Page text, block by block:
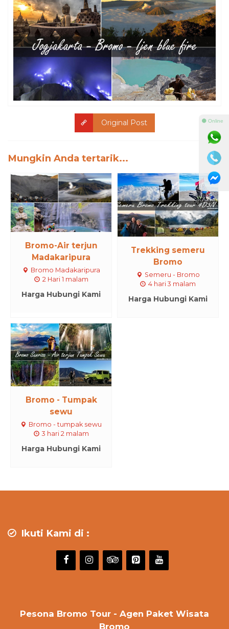
Original Post
Mungkin Anda tertarik...
Bromo-Air terjun
Madakaripura
Bromo Madakaripura
2 Hari 1 malam
Harga Hubungi Kami
Trekking semeru
Bromo
Semeru - Bromo
4 hari 3 malam
Harga Hubungi Kami
Bromo - Tumpak
sewu
Bromo - tumpak sewu
3 hari 2 malam
Harga Hubungi Kami
Ikuti Kami di :
Pesona Bromo Tour - Agen Paket Wisata
Bromo
⚫ Online